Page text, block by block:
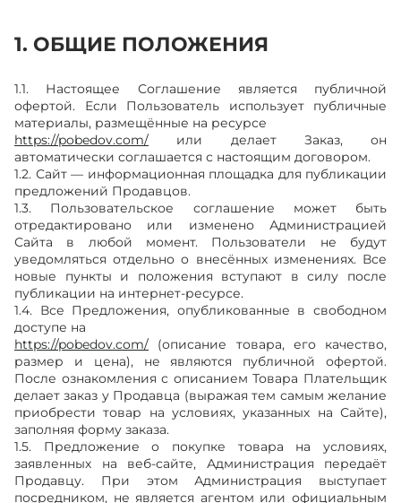
1. ОБЩИЕ ПОЛОЖЕНИЯ
1.1. Настоящее Соглашение является публичной
офертой. Если Пользователь использует публичные
материалы, размещённые на ресурсе
https://pobedov.com/ или делает Заказ, он
автоматически соглашается с настоящим договором.
1.2. Сайт — информационная площадка для публикации
предложений Продавцов.
1.3. Пользовательское соглашение может быть
отредактировано или изменено Администрацией
Сайта в любой момент. Пользователи не будут
уведомляться отдельно о внесённых изменениях. Все
новые пункты и положения вступают в силу после
публикации на интернет-ресурсе.
1.4. Все Предложения, опубликованные в свободном
доступе на
https://pobedov.com/ (описание товара, его качество,
размер и цена), не являются публичной офертой.
После ознакомления с описанием Товара Плательщик
делает заказ у Продавца (выражая тем самым желание
приобрести товар на условиях, указанных на Сайте),
заполняя форму заказа.
1.5. Предложение о покупке товара на условиях,
заявленных на веб-сайте, Администрация передаёт
Продавцу. При этом Администрация выступает
посредником, не является агентом или официальным